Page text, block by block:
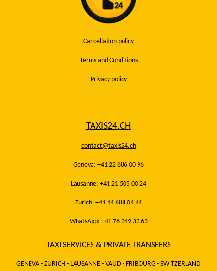
Cancellation policy
Terms and Conditions
Privacy policy
TAXIS24.CH
contact@taxis24.ch
Geneva: +41 22 886 00 96
Lausanne: +41 21 505 00 24
Zurich: +41 44 688 04 44
WhatsApp: +41 78 349 33 63
TAXI SERVICES & PRIVATE TRANSFERS
GENEVA - ZURICH - LAUSANNE - VAUD - FRIBOURG - SWITZERLAND